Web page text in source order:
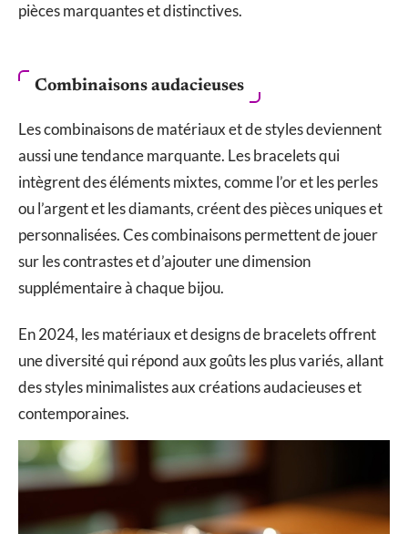
pièces marquantes et distinctives.
Combinaisons audacieuses
Les combinaisons de matériaux et de styles deviennent
aussi une tendance marquante. Les bracelets qui
intègrent des éléments mixtes, comme l’or et les perles
ou l’argent et les diamants, créent des pièces uniques et
personnalisées. Ces combinaisons permettent de jouer
sur les contrastes et d’ajouter une dimension
supplémentaire à chaque bijou.
En 2024, les matériaux et designs de bracelets offrent
une diversité qui répond aux goûts les plus variés, allant
des styles minimalistes aux créations audacieuses et
contemporaines.